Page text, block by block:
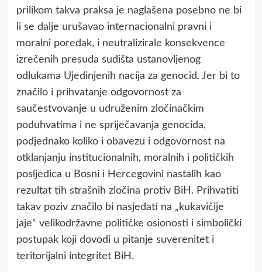
prilikom takva praksa je naglašena posebno ne bi
li se dalje urušavao internacionalni pravni i
moralni poredak, i neutralizirale konsekvence
izrečenih presuda sudišta ustanovljenog
odlukama Ujedinjenih nacija za genocid. Jer bi to
značilo i prihvatanje odgovornost za
saučestvovanje u udruženim zločinačkim
poduhvatima i ne spriječavanja genocida,
podjednako koliko i obavezu i odgovornost na
otklanjanju institucionalnih, moralnih i političkih
posljedica u Bosni i Hercegovini nastalih kao
rezultat tih strašnih zločina protiv BiH. Prihvatiti
takav poziv značilo bi nasjedati na „kukavičije
jaje“ velikodržavne političke osionosti i simbolički
postupak koji dovodi u pitanje suverenitet i
teritorijalni integritet BiH.